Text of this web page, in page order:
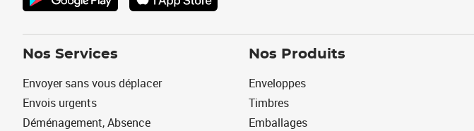
Nos Services
Envoyer sans vous déplacer
Envois urgents
Déménagement, Absence
Nos Produits
Enveloppes
Timbres
Emballages